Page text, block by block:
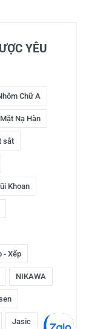
YÊU
Chữ A
Mặt Nạ Hàn
sắt
Khoan
- Xếp
NIKAWA
Jasic